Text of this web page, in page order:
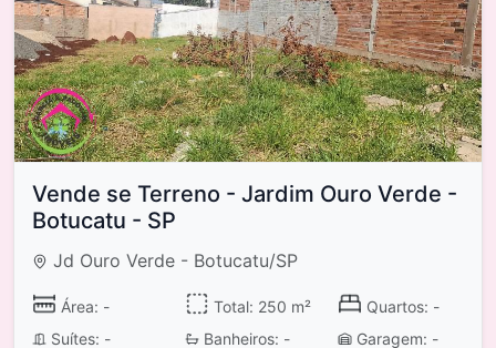
Vende se Terreno - Jardim Ouro Verde -
Botucatu - SP
Jd Ouro Verde - Botucatu/SP
Área: - Total: 250 m²
Quartos: -
Suítes: -
Banheiros: - Garagem: -